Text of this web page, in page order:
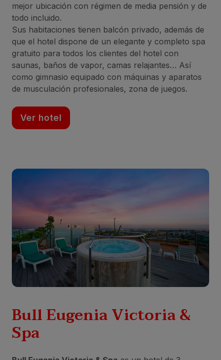
mejor ubicación con régimen de media pensión y de
todo incluido.
Sus habitaciones tienen balcón privado, además de
que el hotel dispone de un elegante y completo spa
gratuito para todos los clientes del hotel con
saunas, baños de vapor, camas relajantes… Así
como gimnasio equipado con máquinas y aparatos
de musculación profesionales, zona de juegos.
Ver hotel
Bull Eugenia Victoria &
Spa